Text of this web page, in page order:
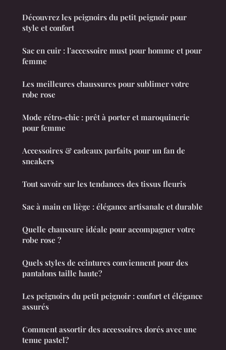
Découvrez les peignoirs du petit peignoir pour
style et confort
Sac en cuir : l'accessoire must pour homme et pour
femme
Les meilleures chaussures pour sublimer votre
robe rose
Mode rétro-chic : prêt à porter et maroquinerie
pour femme
Accessoires & cadeaux parfaits pour un fan de
sneakers
Tout savoir sur les tendances des tissus fleuris
Sac à main en liège : élégance artisanale et durable
Quelle chaussure idéale pour accompagner votre
robe rose ?
Quels styles de ceintures conviennent pour des
pantalons taille haute?
Les peignoirs du petit peignoir : confort et élégance
assurés
Comment assortir des accessoires dorés avec une
tenue pastel?